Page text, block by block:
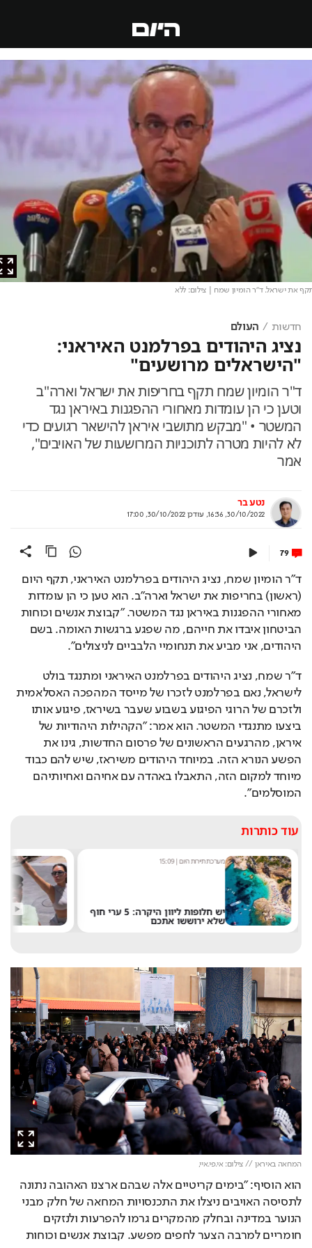
את ישראל. ד"ר הומיון שמח| צילום: ללא
חדשות העולם
נציג היהודים בפרלמנט האיראני:
"הישראלים מרושעים"
ד"ר הומיון שמח תקף בחריפות את ישראל וארה"ב
וטען כי הן עומדות מאחורי ההפגנות באיראן נגד
המשטר • "מבקש מתושבי איראן להישאר רגועים כדי
לא להיות מטרה לתוכניות המרושעות של האויבים",
אמר
נטע בר
30/10/2022, 16:36
,עודכן30/10/2022, 17:00
79
ד"ר הומיון שמח, נציג היהודים בפרלמנט האיראני, תקף היום
(ראשון) בחריפות את ישראל וארה"ב. הוא טען כי הן עומדות
מאחורי ההפגנות באיראן נגד המשטר. "קבוצת אנשים וכוחות
הביטחון איבדו את חייהם, מה שפגע ברגשות האומה. בשם
היהודים, אני מביע את תנחומיי הלבביים לניצולים".
ד"ר שמח, נציג היהודים בפרלמנט האיראני ומתנגד בולט
לישראל, נאם בפרלמנט לזכרו של מייסד המהפכה האסלאמית
ולזכרם של הרוגי הפיגוע בשבוע שעבר בשיראז, פיגוע אותו
ביצעו מתנגדי המשטר. הוא אמר: "הקהילות היהודיות של
איראן, מהרגעים הראשונים של פרסום החדשות, גינו את
הפשע הנורא הזה. במיוחד היהודים משיראז, שיש להם כבוד
מיוחד למקום הזה, התאבלו באהדה עם אחיהם ואחיותיהם
המוסלמים".
עוד כותרות
מערכת תיירות היום|
15:09
יש חלופות ליוון היקרה: 5 ערי חוף
שלא ירוששו אתכם
המחאה באיראן // צילום: אי.פי.איי,
הוא הוסיף: "בימים קריטיים אלה שבהם ארצנו האהובה נתונה
לתסיסה האויבים ניצלו את התכנסויות המחאה של חלק מבני
הנוער במדינה ובחלק מהמקרים גרמו להפרעות ולנזקים
חומריים למרבה הצער לחפים מפשע. קבוצת אנשים וכוחות